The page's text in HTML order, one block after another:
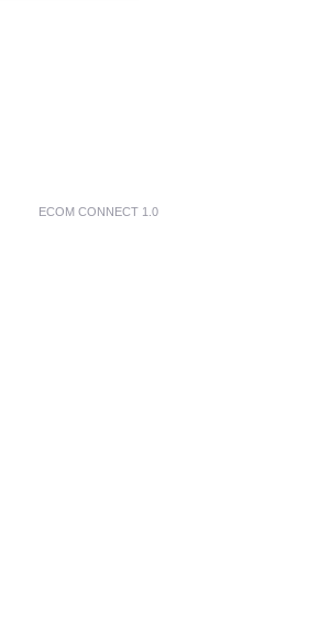
ECOM CONNECT 1.0